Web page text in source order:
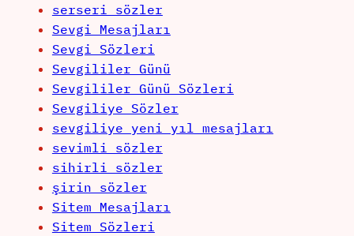
serseri sözler
Sevgi Mesajları
Sevgi Sözleri
Sevgililer Günü
Sevgililer Günü Sözleri
Sevgiliye Sözler
sevgiliye yeni yıl mesajları
sevimli sözler
sihirli sözler
şirin sözler
Sitem Mesajları
Sitem Sözleri